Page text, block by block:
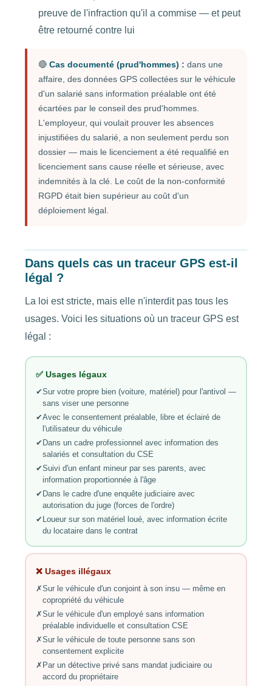
preuve de l'infraction qu'il a commise — et peut
être retourné contre lui
🔴 Cas documenté (prud'hommes) : dans une
affaire, des données GPS collectées sur le véhicule
d'un salarié sans information préalable ont été
écartées par le conseil des prud'hommes.
L'employeur, qui voulait prouver les absences
injustifiées du salarié, a non seulement perdu son
dossier — mais le licenciement a été requalifié en
licenciement sans cause réelle et sérieuse, avec
indemnités à la clé. Le coût de la non-conformité
RGPD était bien supérieur au coût d'un
déploiement légal.
Dans quels cas un traceur GPS est-il
légal ?
La loi est stricte, mais elle n'interdit pas tous les
usages. Voici les situations où un traceur GPS est
légal :
✅ Usages légaux
✔Sur votre propre bien (voiture, matériel) pour l'antivol —
sans viser une personne
✔Avec le consentement préalable, libre et éclairé de
l'utilisateur du véhicule
✔ Dans un cadre professionnel avec information des
salariés et consultation du CSE
✔Suivi d'un enfant mineur par ses parents, avec
information proportionnée à l'âge
✔ Dans le cadre d'une enquête judiciaire avec
autorisation du juge (forces de l'ordre)
✔ Loueur sur son matériel loué, avec information écrite
du locataire dans le contrat
❌ Usages illégaux
✗Sur le véhicule d'un conjoint à son insu — même en
copropriété du véhicule
✗Sur le véhicule d'un employé sans information
préalable individuelle et consultation CSE
✗Sur le véhicule de toute personne sans son
consentement explicite
✗ Par un détective privé sans mandat judiciaire ou
accord du propriétaire